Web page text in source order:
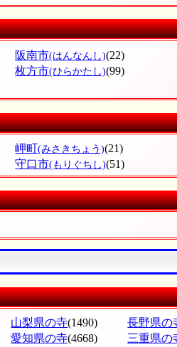
阪南市(はんなんし)(22)
枚方市(ひらかたし)(99)
岬町(みさきちょう)(21)
守口市(もりぐちし)(51)
山梨県の寺(1490) 長野県の
愛知県の寺(4668) 三重県の